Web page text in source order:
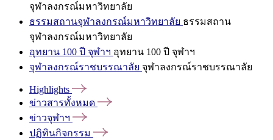
จุฬาลงกรณ์มหาวิทยาลัย
ธรรมสถานจุฬาลงกรณ์มหาวิทยาลัย ธรรมสถาน
จุฬาลงกรณ์มหาวิทยาลัย
อุทยาน 100 ปี จุฬาฯ อุทยาน 100 ปี จุฬาฯ
จุฬาลงกรณ์ราชบรรณาลัย จุฬาลงกรณ์ราชบรรณาลัย
Highlights
ข่าวสารทั้งหมด
ข่าวจุฬาฯ
ปฏิทินกิจกรรม